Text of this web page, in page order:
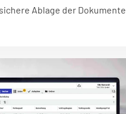
Ablage der Dokumente